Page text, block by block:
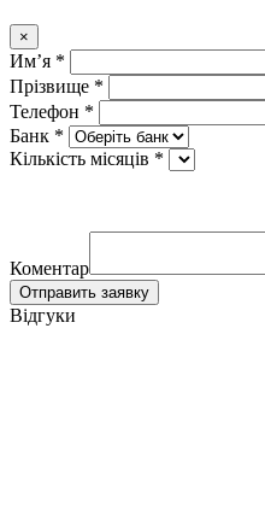
×
Имʼя *
Прізвище *
Телефон *
Банк *
Кількість місяців *
Коментар
Отправить заявку
Відгуки